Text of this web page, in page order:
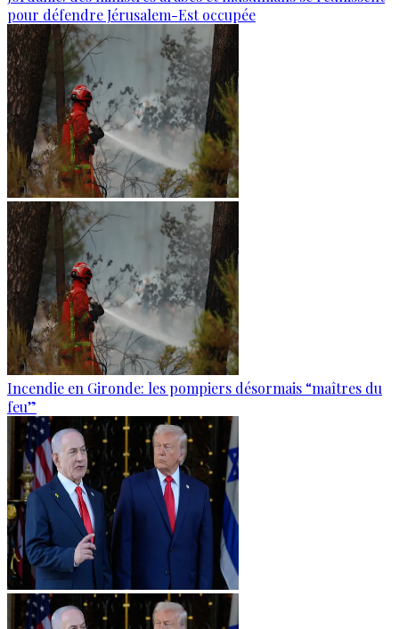
pour défendre Jérusalem-Est occupée
Incendie en Gironde: les pompiers désormais “maîtres du
feu”